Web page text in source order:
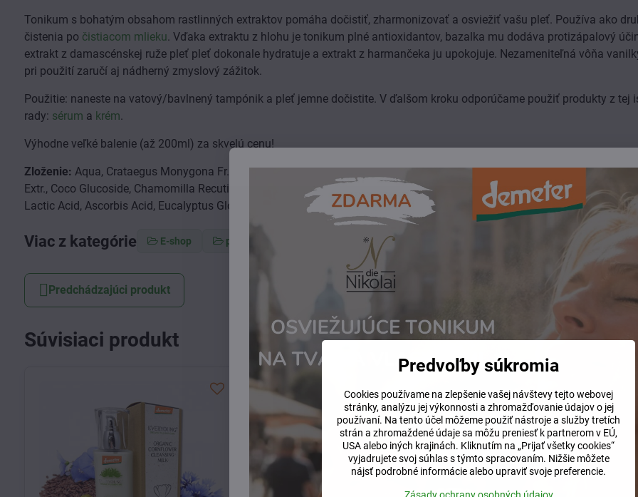
Tonikum s bohatým obsahom rastlinných extraktov pomáha dočistiť, zharmonizovať a osviežiť vašu pleť. Používa ako
čistenia po čistiacom mlieku. Vďaka extraktu z hlohu je tonikum plné antioxidantov, bazalka mu dodáva protizápalový
extrakt z damascénskej ruže pleť pleť dokonale hydratuje a extrakt z harmančeka ju upokojuje. Nezameniteľná vôňa
pri použití zaručí aj nádherný zmyslový zážitok.
Použitie: naneste na vatový/bavlnený tampónik a pleť jemne dočistite. V ďalšom kroku odporúčame použiť produkty z tej
rady: sérum a krém.
Výhodne veľké balenie (až 200ml) za skvelú cenu!
Zloženie: Aqua, Crataegus Monygona Fr. Extr., Ocymum Basilicum L. Extr., Rosa Damascena Fl. W., Glycerin, Glycyrrhiza
Extr., Coco Glucoside, Chamomilla Recutita Fl. Extr., Sodium Benzoate, Potassium Sorbate, Vanilla Planifolia Fr. Extr.,
Lactic Acid, Ascorbis Acid, Eucalyptus Globulus L. Oil
Viac z kategórie E-shop pleťová kozmetika čistenie 2. krok - tonikum
Predchádzajúci produkt
Súvisiaci produkt
Predvoľby súkromia
Cookies používame na zlepšenie vašej návštevy tejto webovej
stránky, analýzu jej výkonnosti a zhromažďovanie údajov o jej
používaní. Na tento účel môžeme použiť nástroje a služby tretích
strán a zhromaždené údaje sa môžu preniesť k partnerom v EÚ,
USA alebo iných krajinách. Kliknutím na „Prijať všetky cookies“
vyjadrujete svoj súhlas s týmto spracovaním. Nižšie môžete
nájsť podrobné informácie alebo upraviť svoje preferencie.
Zásady ochrany osobných údajov